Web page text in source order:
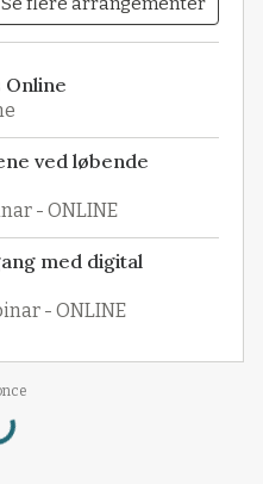
Online
ved løbende
- ONLINE
med digital
- ONLINE